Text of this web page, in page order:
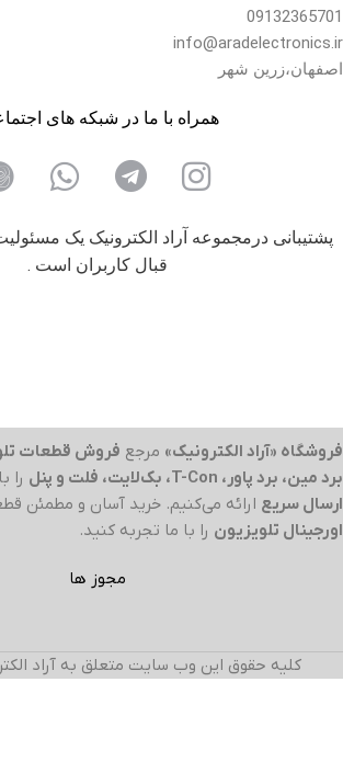
09132365701
info@aradelectronics.ir
اصفهان،زرین شهر
همراه با ما در شبکه های
پشتیبانی درمجموعه آراد الکترونیک یک
قبال کاربران است .
فروشگاه «آراد الکترونیک» مرجع فروش قطعات
برد مین، برد پاور، T-Con، بک‌لایت، فلت و پنل
را با
ارسال سریع ارائه می‌کنیم. خرید آسان و مطمئن
اورجینال تلویزیون را با ما تجربه کنید.
مجوز ها
کلیه حقوق این وب سایت متعلق به آراد